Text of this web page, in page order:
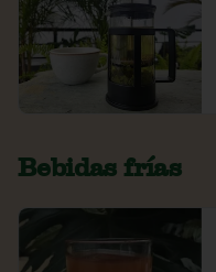
Bebidas frías